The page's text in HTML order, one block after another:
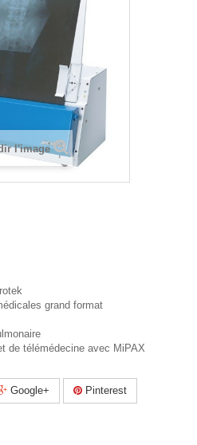
l'image
grand format
de télémédecine avec MiPAX
Google+ Pinterest